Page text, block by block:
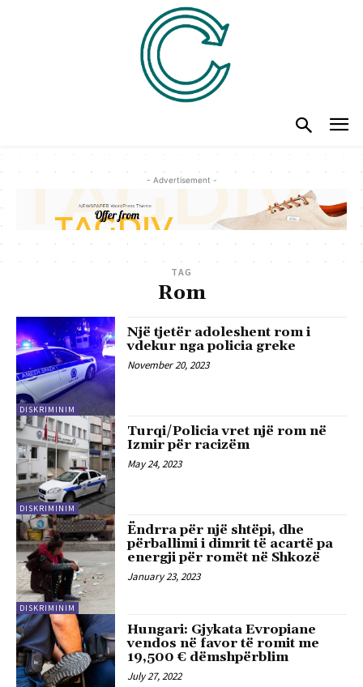
- Advertisement -
TAG
Rom
DISKRIMINIM
Një tjetër adoleshent rom i
vdekur nga policia greke
November 20, 2023
DISKRIMINIM
Turqi/Policia vret një rom në
Izmir për racizëm
May 24, 2023
DISKRIMINIM
Ëndrra për një shtëpi, dhe
përballimi i dimrit të acartë pa
energji për romët në Shkozë
January 23, 2023
Hungari: Gjykata Evropiane
vendos në favor të romit me
19,500 € dëmshpërblim
July 27, 2022